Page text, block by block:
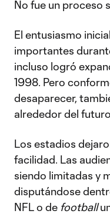
No fue un proceso
El entusiasmo
importantes
incluso logró
1998. Pero
desaparecer,
alrededor del
Los estadios
facilidad. Las
siendo limitadas y
disputándose
NFL o de football